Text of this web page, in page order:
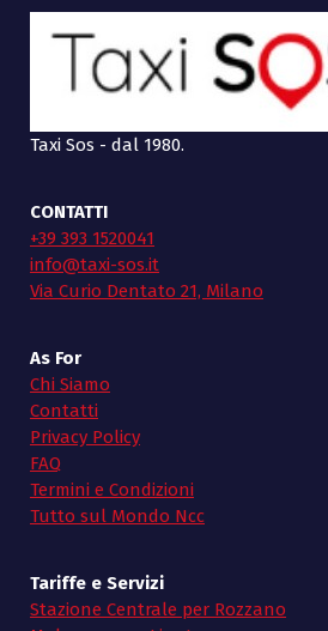
Taxi Sos - dal 1980.
CONTATTI
+39 393 1520041
info@taxi-sos.it
Via Curio Dentato 21, Milano
As For
Chi Siamo
Contatti
Privacy Policy
FAQ
Termini e Condizioni
Tutto sul Mondo Ncc
Tariffe e Servizi
Stazione Centrale per Rozzano